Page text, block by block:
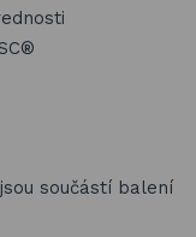
součástí balení